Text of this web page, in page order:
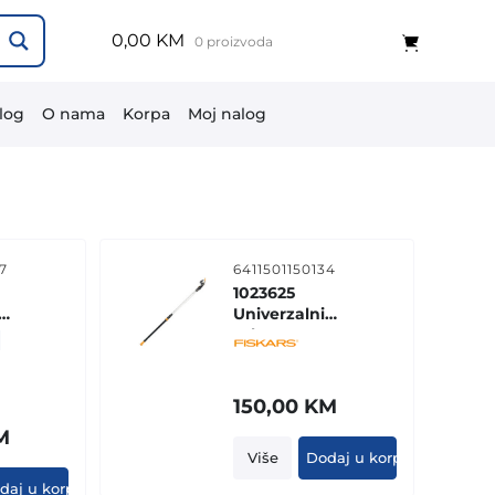
0,00 KM 0 proizvoda
O nama Korpa Moj nalog
u korpu
6411501150134
1023625
Univerzalni
sekac grana
150,00 KM
Više Dodaj u korpu